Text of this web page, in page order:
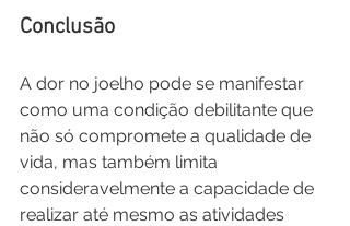
Conclusão
A dor no joelho pode se manifestar
como uma condição debilitante que
não só compromete a qualidade de
vida, mas também limita
consideravelmente a capacidade de
realizar até mesmo as atividades